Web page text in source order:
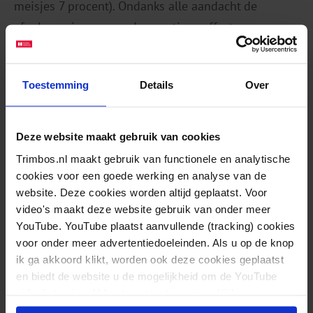
Toestemming Details Over
Deze website maakt gebruik van cookies
Trimbos.nl maakt gebruik van functionele en analytische
cookies voor een goede werking en analyse van de
website. Deze cookies worden altijd geplaatst. Voor
video's maakt deze website gebruik van onder meer
YouTube. YouTube plaatst aanvullende (tracking) cookies
voor onder meer advertentiedoeleinden. Als u op de knop
ik ga akkoord klikt, worden ook deze cookies geplaatst
en biedt de website u de mogelijkheid om de YouTube
intrekken.
meisjes 7 procent). Ondanks alle aandacht de
afgelopen jaren voor de negatieve effecten van
alcoholgebruik voor met name jonge mensen is de
altijd een van stevig drinken. Overmatig
alcoholgebruik én het voorkomen dat jongeren
beginnen met roken blijft daarom een
aandachtspunt.
FactsheetMiddelengebruik onder studenten van 16-18
jaar op het MBO en HBO 2015
Jacqueline Verdurmen, Saskia van Dorsselaer, Karin
Monshouwer
Lees de factsheet in de bijlage